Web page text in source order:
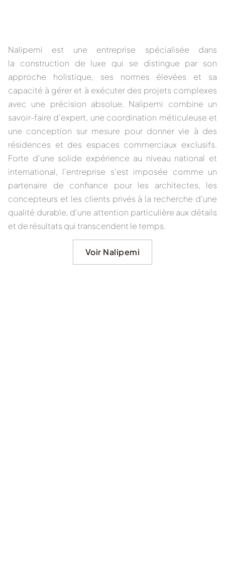
Nalipemi est une entreprise spécialisée dans
la construction de luxe qui se distingue par son
approche holistique, ses normes élevées et sa
capacité à gérer et à exécuter des projets complexes
avec une précision absolue. Nalipemi combine un
savoir-faire d'expert, une coordination méticuleuse et
une conception sur mesure pour donner vie à des
résidences et des espaces commerciaux exclusifs.
Forte d'une solide expérience au niveau national et
international, l'entreprise s'est imposée comme un
partenaire de confiance pour les architectes, les
concepteurs et les clients privés à la recherche d'une
qualité durable, d'une attention particulière aux détails
et de résultats qui transcendent le temps.
Voir Nalipemi